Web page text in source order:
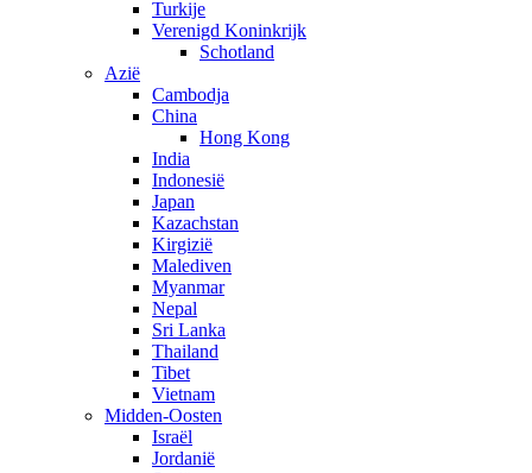
Turkije
Verenigd Koninkrijk
Schotland
Azië
Cambodja
China
Hong Kong
India
Indonesië
Japan
Kazachstan
Kirgizië
Malediven
Myanmar
Nepal
Sri Lanka
Thailand
Tibet
Vietnam
Midden-Oosten
Israël
Jordanië